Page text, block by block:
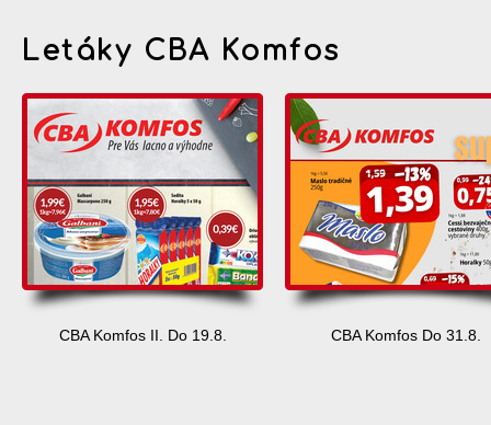
Letáky CBA Komfos
CBA Komfos II. Do 19.8. CBA Komfos Do 31.8.